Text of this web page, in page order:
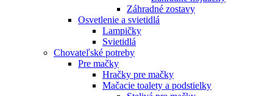
Záhradné zostavy
Osvetlenie a svietidlá
Lampičky
Svietidlá
Chovateľské potreby
Pre mačky
Hračky pre mačky
Mačacie toalety a podstielky